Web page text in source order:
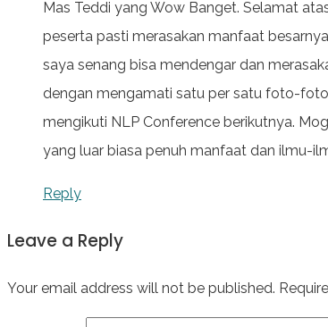
Mas Teddi yang Wow Banget. Selamat
peserta pasti merasakan manfaat
saya senang bisa mendengar dan
dengan mengamati satu per satu foto-
mengikuti NLP Conference berikutnya.
yang luar biasa penuh manfaat dan ilmu-
Reply
Leave a Reply
Your email address will not be published.